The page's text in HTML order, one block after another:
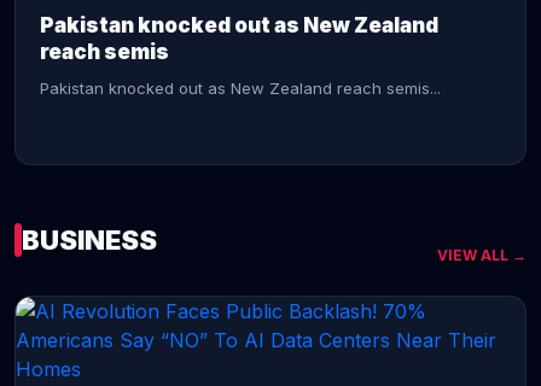
Pakistan knocked out as New Zealand
reach semis
Pakistan knocked out as New Zealand reach semis...
CONTINUE READING →
BUSINESS VIEW ALL →